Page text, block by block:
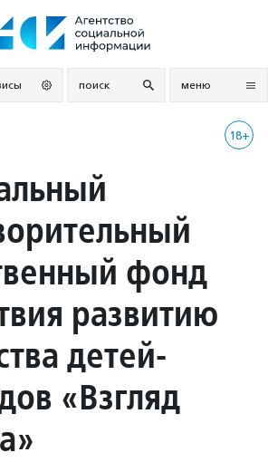
поиск меню
18+
фонд
развитию
детей-
«Взгляд